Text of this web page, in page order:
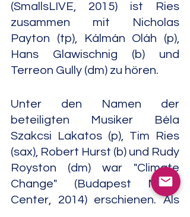
(SmallsLIVE, 2015) ist Ries
zusammen mit Nicholas
Payton (tp), Kálmán Oláh (p),
Hans Glawischnig (b) und
Terreon Gully (dm) zu hören.
Unter den Namen der
beteiligten Musiker Béla
Szakcsi Lakatos (p), Tim Ries
(sax), Robert Hurst (b) und Rudy
Royston (dm) war "Climate
Change" (Budapest Music
Center, 2014) erschienen. Als